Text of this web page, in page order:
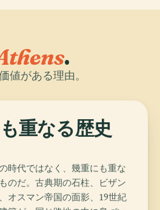
.
値がある理由。
重なる歴史
時代ではなく、幾重にも重な
のだ。古典期の石柱、ビザン
オスマン帝国の面影、19世紀